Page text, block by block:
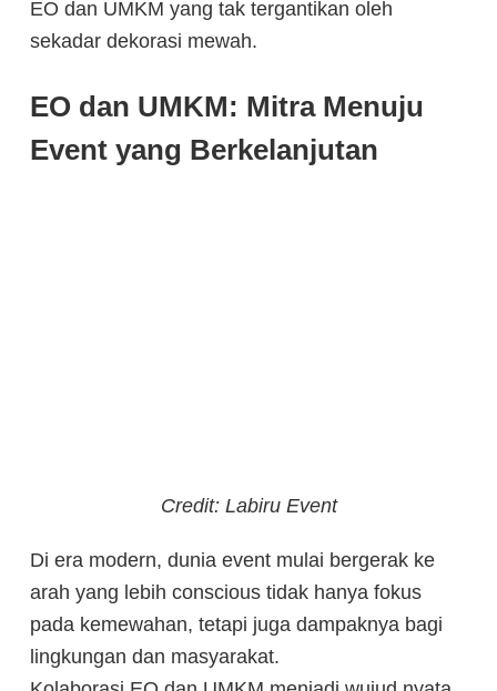
EO dan UMKM yang tak tergantikan oleh
sekadar dekorasi mewah.
EO dan UMKM: Mitra Menuju
Event yang Berkelanjutan
Credit: Labiru Event
Di era modern, dunia event mulai bergerak ke
arah yang lebih conscious tidak hanya fokus
pada kemewahan, tetapi juga dampaknya bagi
lingkungan dan masyarakat.